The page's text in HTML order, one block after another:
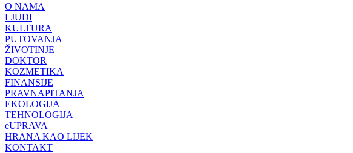
O NAMA
LJUDI
KULTURA
PUTOVANJA
ŽIVOTINJE
DOKTOR
KOZMETIKA
FINANSIJE
PRAVNAPITANJA
EKOLOGIJA
TEHNOLOGIJA
eUPRAVA
HRANA KAO LIJEK
KONTAKT